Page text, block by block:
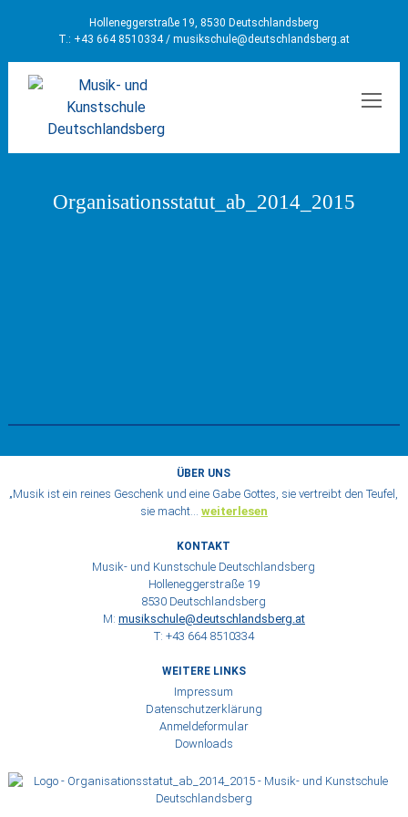
Holleneggerstraße 19, 8530 Deutschlandsberg
T.: +43 664 8510334 / musikschule@deutschlandsberg.at
Organisationsstatut_ab_2014_2015
ÜBER UNS
„Musik ist ein reines Geschenk und eine Gabe Gottes, sie vertreibt den Teufel,
sie macht… weiterlesen
KONTAKT
Musik- und Kunstschule Deutschlandsberg
Holleneggerstraße 19
8530 Deutschlandsberg
M: musikschule@deutschlandsberg.at
T: +43 664 8510334
WEITERE LINKS
Impressum
Datenschutzerklärung
Anmeldeformular
Downloads